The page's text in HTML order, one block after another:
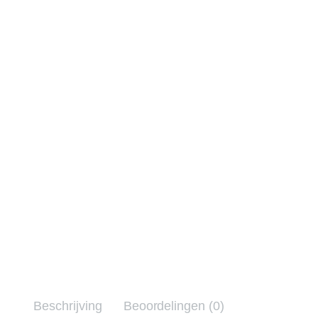
Beschrijving Beoordelingen (0)